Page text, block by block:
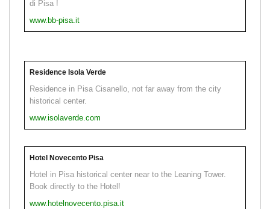
di Pisa !
www.bb-pisa.it
Residence Isola Verde
Residence in Pisa Cisanello, not far away from the city
historical center.
www.isolaverde.com
Hotel Novecento Pisa
Hotel in Pisa historical center near to the Leaning Tower.
Book directly to the Hotel!
www.hotelnovecento.pisa.it